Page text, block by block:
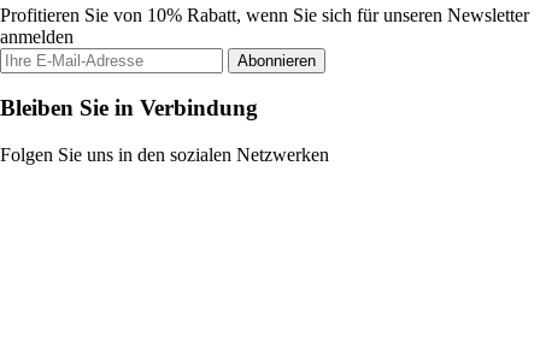
Profitieren Sie von 10% Rabatt, wenn Sie sich für unseren Newsletter
anmelden
Abonnieren
Bleiben Sie in Verbindung
Folgen Sie uns in den sozialen Netzwerken